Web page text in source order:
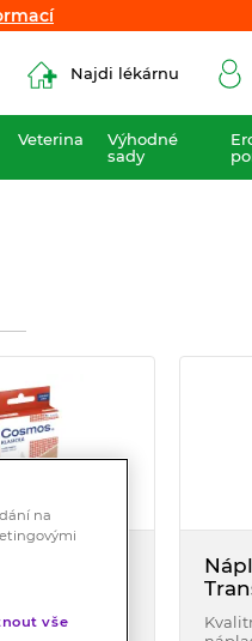
Najdi lékárnu
Veterina
Výhodné
sady
na
na
vše